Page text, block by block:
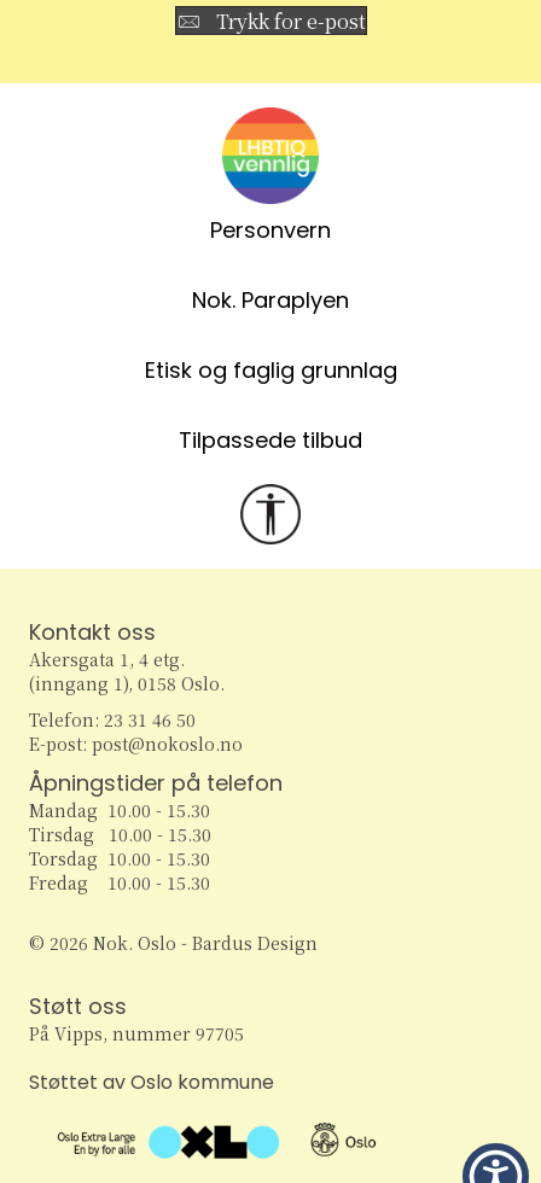
Trykk for e-post
Personvern
Nok. Paraplyen
Etisk og faglig grunnlag
Tilpassede tilbud
Kontakt oss
Akersgata 1, 4 etg.
(inngang 1), 0158 Oslo.
Telefon: 23 31 46 50
E-post: post@nokoslo.no
Åpningstider på telefon
Mandag 10.00 - 15.30
Tirsdag 10.00 - 15.30
Torsdag 10.00 - 15.30
Fredag 10.00 - 15.30
© 2026 Nok. Oslo - Bardus Design
Støtt oss
På Vipps, nummer 97705
Støttet av Oslo kommune